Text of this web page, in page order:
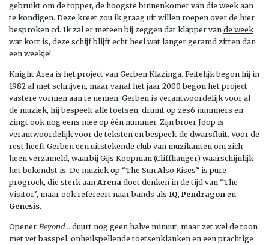
gebruikt om de topper, de hoogste binnenkomer van die week aan
te kondigen. Deze kreet zou ik graag uit willen roepen over de hier
besproken cd. Ik zal er meteen bij zeggen dat klapper van de week
wat kort is, deze schijf blijft echt heel wat langer geramd zitten dan
een weekje!
Knight Area is het project van Gerben Klazinga. Feitelijk begon hij in
1982 al met schrijven, maar vanaf het jaar 2000 begon het project
vastere vormen aan te nemen. Gerben is verantwoordelijk voor al
de muziek, hij bespeelt alle toetsen, drumt op zes6 nummers en
zingt ook nog eens mee op één nummer. Zijn broer Joop is
verantwoordelijk voor de teksten en bespeelt de dwarsfluit. Voor de
rest heeft Gerben een uitstekende club van muzikanten om zich
heen verzameld, waarbij Gijs Koopman (Cliffhanger) waarschijnlijk
het bekendst is. De muziek op “The Sun Also Rises” is pure
progrock, die sterk aan Arena doet denken in de tijd van “The
Visitor”, maar ook refereert naar bands als IQ, Pendragon en
Genesis.
Opener Beyond… duurt nog geen halve minuut, maar zet wel de toon
met vet basspel, onheilspellende toetsenklanken en een prachtige